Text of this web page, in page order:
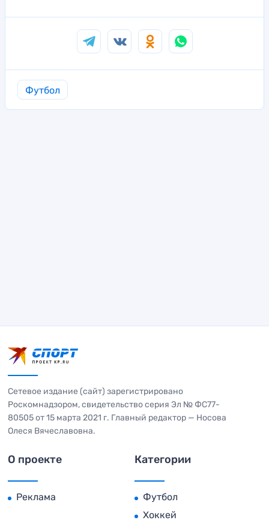
Футбол
Сетевое издание (сайт) зарегистрировано
Роскомнадзором, свидетельство серия Эл № ФС77-
80505 от 15 марта 2021 г. Главный редактор — Носова
Олеся Вячеславовна.
О проекте
Реклама
Категории
Футбол
Хоккей